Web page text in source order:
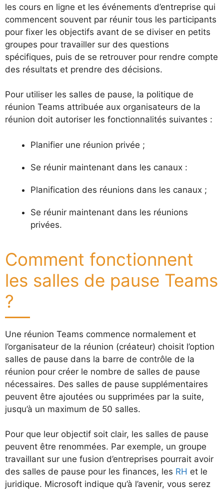
les cours en ligne et les événements d’entreprise qui
commencent souvent par réunir tous les participants
pour fixer les objectifs avant de se diviser en petits
groupes pour travailler sur des questions
spécifiques, puis de se retrouver pour rendre compte
des résultats et prendre des décisions.
Pour utiliser les salles de pause, la politique de
réunion Teams attribuée aux organisateurs de la
réunion doit autoriser les fonctionnalités suivantes :
Planifier une réunion privée ;
Se réunir maintenant dans les canaux :
Planification des réunions dans les canaux ;
Se réunir maintenant dans les réunions
privées.
Comment fonctionnent
les salles de pause Teams
?
Une réunion Teams commence normalement et
l’organisateur de la réunion (créateur) choisit l’option
salles de pause dans la barre de contrôle de la
réunion pour créer le nombre de salles de pause
nécessaires. Des salles de pause supplémentaires
peuvent être ajoutées ou supprimées par la suite,
jusqu’à un maximum de 50 salles.
Pour que leur objectif soit clair, les salles de pause
peuvent être renommées. Par exemple, un groupe
travaillant sur une fusion d’entreprises pourrait avoir
des salles de pause pour les finances, les RH et le
juridique. Microsoft indique qu’à l’avenir, vous serez